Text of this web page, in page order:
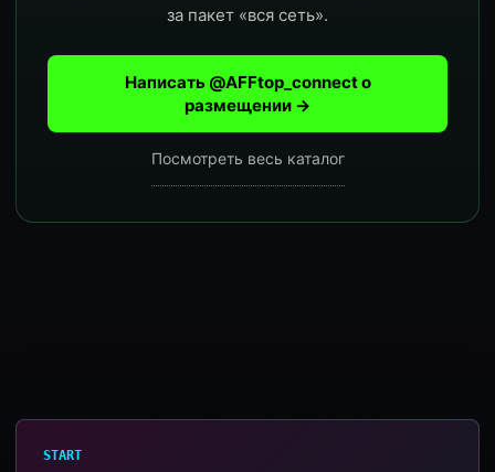
за пакет «вся сеть».
Написать @AFFtop_connect о
размещении →
Посмотреть весь каталог
START